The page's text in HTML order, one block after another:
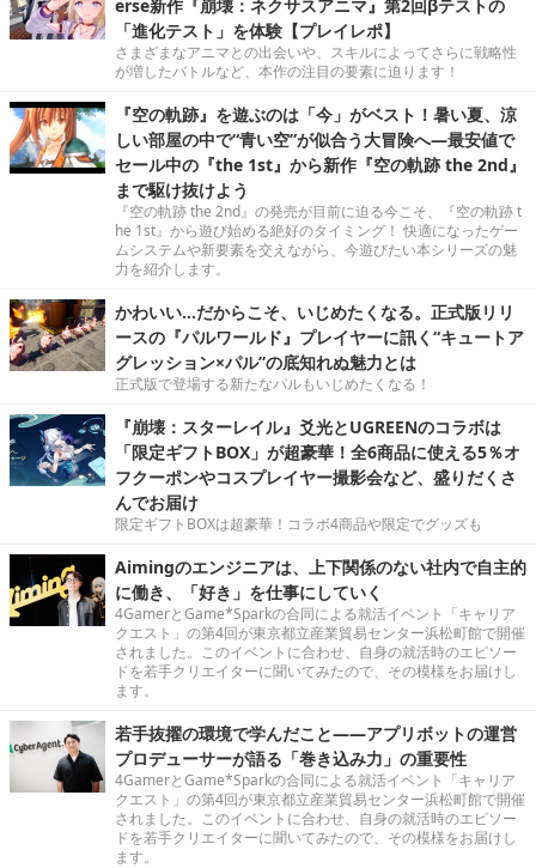
erse新作『崩壊：ネクサスアニマ』第2回βテストの
「進化テスト」を体験【プレイレポ】
さまざまなアニマとの出会いや、スキルによってさらに戦略性
が増したバトルなど、本作の注目の要素に迫ります！
『空の軌跡』を遊ぶのは「今」がベスト！暑い夏、涼
しい部屋の中で“青い空”が似合う大冒険へ―最安値で
セール中の『the 1st』から新作『空の軌跡 the 2nd』
まで駆け抜けよう
『空の軌跡 the 2nd』の発売が目前に迫る今こそ、『空の軌跡 t
he 1st』から遊び始める絶好のタイミング！ 快適になったゲー
ムシステムや新要素を交えながら、今遊びたい本シリーズの魅
力を紹介します。
かわいい…だからこそ、いじめたくなる。正式版リリ
ースの『パルワールド』プレイヤーに訊く“キュートア
グレッション×パル”の底知れぬ魅力とは
正式版で登場する新たなパルもいじめたくなる！
『崩壊：スターレイル』爻光とUGREENのコラボは
「限定ギフトBOX」が超豪華！全6商品に使える5％オ
フクーポンやコスプレイヤー撮影会など、盛りだくさ
んでお届け
限定ギフトBOXは超豪華！コラボ4商品や限定でグッズも
Aimingのエンジニアは、上下関係のない社内で自主的
に働き、「好き」を仕事にしていく
4GamerとGame*Sparkの合同による就活イベント「キャリア
クエスト」の第4回が東京都立産業貿易センター浜松町館で開催
されました。このイベントに合わせ、自身の就活時のエピソー
ドを若手クリエイターに聞いてみたので、その模様をお届けし
ます。
若手抜擢の環境で学んだこと――アプリボットの運営
プロデューサーが語る「巻き込み力」の重要性
4GamerとGame*Sparkの合同による就活イベント「キャリア
クエスト」の第4回が東京都立産業貿易センター浜松町館で開催
されました。このイベントに合わせ、自身の就活時のエピソー
ドを若手クリエイターに聞いてみたので、その模様をお届けし
ます。